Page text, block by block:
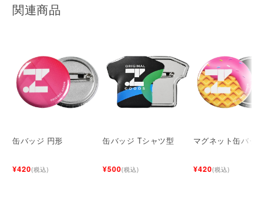
関連商品
缶バッジ 円形
¥420(税込)
缶バッジ Tシャツ型
¥500(税込)
マグネット缶バッ
¥420(税込)